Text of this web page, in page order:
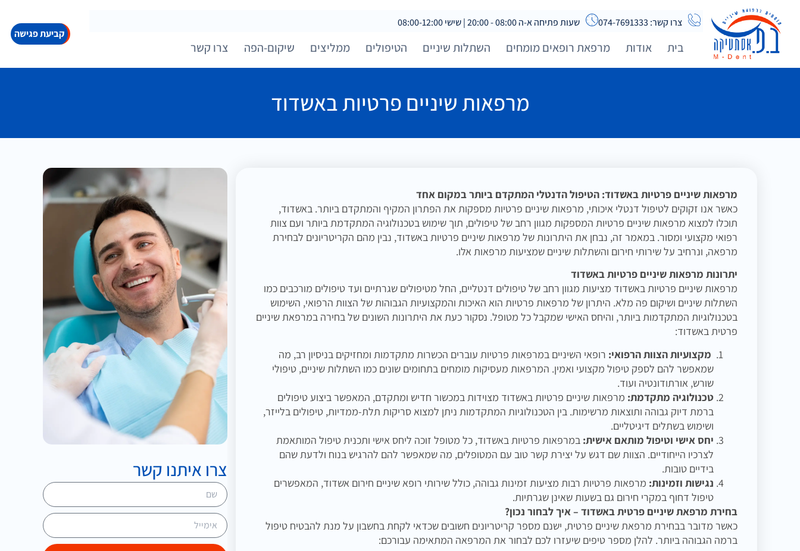
צרו קשר: 074-7691333 שעות פתיחה א-ה 08:00 - 20:00 | שישי 08:00-12:00
בית אודות מרפאת רופאים מומחים השתלות שיניים הטיפולים ממליצים שיקום-הפה צרו קשר
קביעת פגישה
מרפאות שיניים פרטיות באשדוד
מרפאות שיניים פרטיות באשדוד: הטיפול הדנטלי המתקדם ביותר במקום אחד
כאשר אנו זקוקים לטיפול דנטלי איכותי, מרפאות שיניים פרטיות מספקות את הפתרון המקיף והמתקדם ביותר. באשדוד,
תוכלו למצוא מרפאות שיניים פרטיות המספקות מגוון רחב של טיפולים, תוך שימוש בטכנולוגיה המתקדמת ביותר ועם צוות
רפואי מקצועי ומסור. במאמר זה, נבחן את היתרונות של מרפאות שיניים פרטיות באשדוד, נבין מהם הקריטריונים לבחירת
מרפאה, ונרחיב על שירותי חירום והשתלות שיניים שמציעות מרפאות אלו.
יתרונות מרפאות שיניים פרטיות באשדוד
מרפאות שיניים פרטיות באשדוד מציעות מגוון רחב של טיפולים דנטליים, החל מטיפולים שגרתיים ועד טיפולים מורכבים כמו
השתלות שיניים ושיקום פה מלא. היתרון של מרפאות פרטיות הוא האיכות והמקצועיות הגבוהות של הצוות הרפואי, השימוש
בטכנולוגיות המתקדמות ביותר, והיחס האישי שמקבל כל מטופל. נסקור כעת את היתרונות השונים של בחירה במרפאת שיניים
פרטית באשדוד:
מקצועיות הצוות הרפואי: רופאי השיניים במרפאות פרטיות עוברים הכשרות מתקדמות ומחזיקים בניסיון רב, מה
שמאפשר להם לספק טיפול מקצועי ואמין. המרפאות מעסיקות מומחים בתחומים שונים כמו השתלות שיניים, טיפולי
שורש, אורתודונטיה ועוד.
טכנולוגיה מתקדמת: מרפאות שיניים פרטיות באשדוד מצוידות במכשור חדיש ומתקדם, המאפשר ביצוע טיפולים
ברמת דיוק גבוהה ותוצאות מרשימות. בין הטכנולוגיות המתקדמות ניתן למצוא סריקות תלת-ממדיות, טיפולים בלייזר,
ושימוש בשתלים דיגיטליים.
יחס אישי וטיפול מותאם אישית: במרפאות פרטיות באשדוד, כל מטופל זוכה ליחס אישי ותכנית טיפול המותאמת
לצרכיו הייחודיים. הצוות שם דגש על יצירת קשר טוב עם המטופלים, מה שמאפשר להם להרגיש בנוח ולדעת שהם
בידיים טובות.
נגישות וזמינות: מרפאות פרטיות רבות מציעות זמינות גבוהה, כולל שירותי רופא שיניים חירום אשדוד, המאפשרים
טיפול דחוף במקרי חירום גם בשעות שאינן שגרתיות.
בחירת מרפאת שיניים פרטית באשדוד – איך לבחור נכון?
כאשר מדובר בבחירת מרפאת שיניים פרטית, ישנם מספר קריטריונים חשובים שכדאי לקחת בחשבון על מנת להבטיח טיפול
ברמה הגבוהה ביותר. להלן מספר טיפים שיעזרו לכם לבחור את המרפאה המתאימה עבורכם:
צרו איתנו קשר